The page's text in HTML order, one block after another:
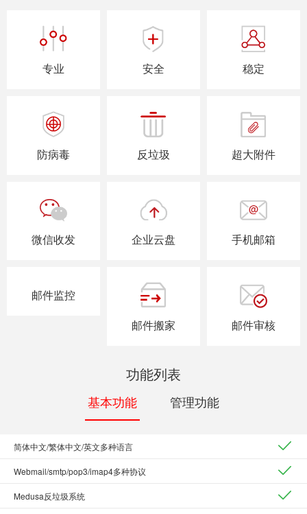
专业 安全 稳定
防病毒 反垃圾 超大附件
微信收发 企业云盘 手机邮箱
邮件监控
邮件搬家
邮件审核
功能列表
基本功能 管理功能
简体中文/繁体中文/英文多种语言
Webmail/smtp/pop3/imap4多种协议
Medusa反垃圾系统